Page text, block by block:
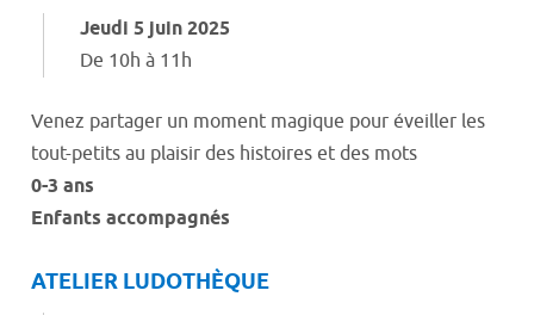
Jeudi 5 juin 2025
De 10h à 11h
Venez partager un moment magique pour éveiller les
tout-petits au plaisir des histoires et des mots
0-3 ans
Enfants accompagnés
ATELIER LUDOTHÈQUE